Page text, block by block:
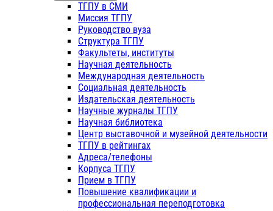
ТГПУ в СМИ
Миссия ТГПУ
Руководство вуза
Структура ТГПУ
Факультеты, институты
Научная деятельность
Международная деятельность
Социальная деятельность
Издательская деятельность
Научные журналы ТГПУ
Научная библиотека
Центр выставочной и музейной деятельности
ТГПУ в рейтингах
Адреса/телефоны
Корпуса ТГПУ
Прием в ТГПУ
Повышение квалификации и
профессиональная переподготовка